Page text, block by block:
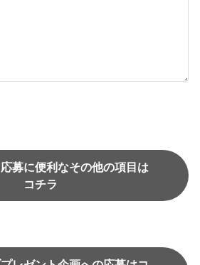
募に便利なその他の項目は
コチラ